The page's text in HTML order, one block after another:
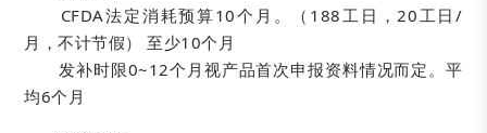
CFDA法定消耗预算10个月。（188工日，20工日/
月，不计节假） 至少10个月
发补时限0~12个月视产品首次申报资料情况而定。平
均6个月